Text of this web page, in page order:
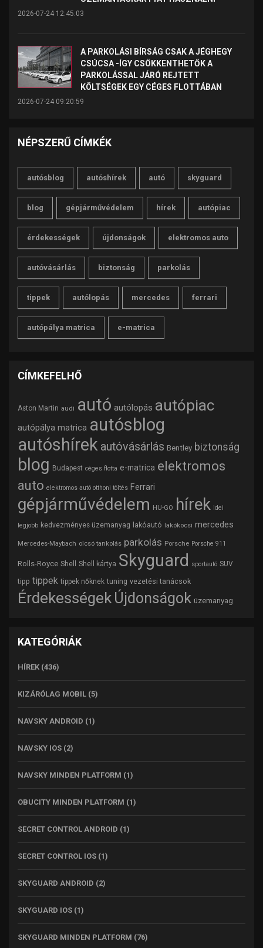
2026-07-24 12:45:03
A PARKOLÁSI BÍRSÁG CSAK A JÉGHEGY
CSÚCSA -ÍGY CSÖKKENTHETŐK A
PARKOLÁSSAL JÁRÓ REJTETT
KÖLTSÉGEK EGY CÉGES FLOTTÁBAN
2026-07-24 09:20:59
NÉPSZERŰ CÍMKÉK
autósblog autóshírek autó skyguard
blog gépjárművédelem hírek autópiac
érdekességek újdonságok elektromos auto
autóvásárlás biztonság parkolás
tippek autólopás mercedes ferrari
autópálya matrica e-matrica
CÍMKEFELHŐ
Aston Martin audi autó autólopás autópiac
autópálya matrica autósblog
autóshírek autóvásárlás Bentley biztonság
blog Budapest céges flotta e-matrica elektromos
auto elektromos autó otthoni töltés Ferrari
gépjárművédelem HU-GO hírek idei
legjobb kedvezményes üzemanyag lakóautó lakókocsi mercedes
Mercedes-Maybach olcsó tankolás parkolás Porsche Porsche 911
Rolls-Royce Shell Shell kártya Skyguard sportautó SUV
tipp tippek tippek nőknek tuning vezetési tanácsok
Érdekességek Újdonságok üzemanyag
KATEGÓRIÁK
HÍREK (436)
KIZÁRÓLAG MOBIL (5)
NAVSKY ANDROID (1)
NAVSKY IOS (2)
NAVSKY MINDEN PLATFORM (1)
OBUCITY MINDEN PLATFORM (1)
SECRET CONTROL ANDROID (1)
SECRET CONTROL IOS (1)
SKYGUARD ANDROID (2)
SKYGUARD IOS (1)
SKYGUARD MINDEN PLATFORM (76)